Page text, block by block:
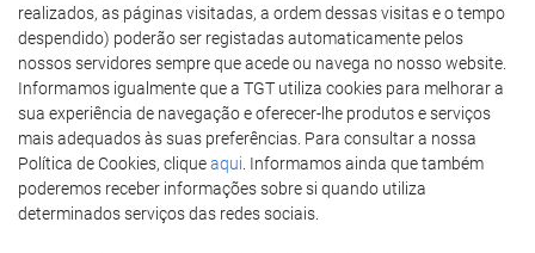
realizados, as páginas visitadas, a ordem dessas visitas e o tempo
despendido) poderão ser registadas automaticamente pelos
nossos servidores sempre que acede ou navega no nosso website.
Informamos igualmente que a TGT utiliza cookies para melhorar a
sua experiência de navegação e oferecer-lhe produtos e serviços
mais adequados às suas preferências. Para consultar a nossa
Política de Cookies, cliqueaqui. Informamos ainda que também
poderemos receber informações sobre si quando utiliza
determinados serviços das redes sociais.